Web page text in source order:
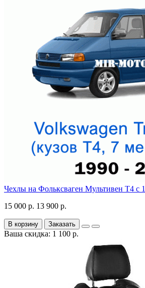
Чехлы на Фольксваген Мультивен Т4 с
15 000 р. 13 900 р.
В корзину Заказать
Ваша скидка: 1 100 р.